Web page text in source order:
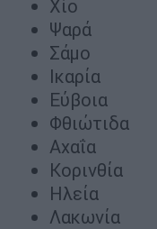
Χίο
Ψαρά
Σάμο
Ικαρία
Εύβοια
Φθιώτιδα
Αχαΐα
Κορινθία
Ηλεία
Λακωνία